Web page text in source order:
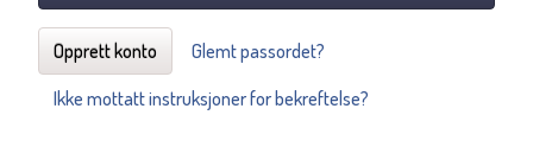
Opprett konto
Glemt passordet?
Ikke mottatt instruksjoner for bekreftelse?